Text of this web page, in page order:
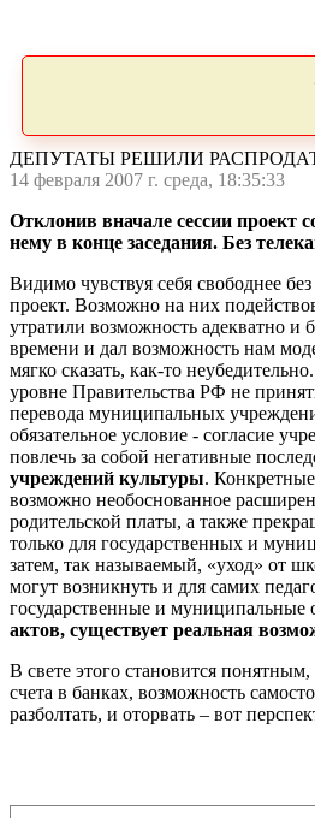
ДЕПУТАТЫ РЕШИЛИ
14 февраля 2007 г. среда, 18:35:33
Отклонив вначале сессии проект
нему в конце заседания. Без
Видимо чувствуя себя свободнее
проект. Возможно на них
утратили возможность адекватно и
времени и дал возможность нам
мягко сказать, как-то
уровне Правительства РФ не
перевода муниципальных
обязательное условие - согласие
повлечь за собой негативные
учреждений культуры.
возможно необоснованное
родительской платы, а также
только для государственных и
затем, так называемый, «уход» от
могут возникнуть и для самих
государственные и муниципальные
актов, существует реальная
В свете этого становится
счета в банках, возможность
разболтать, и оторвать – вот